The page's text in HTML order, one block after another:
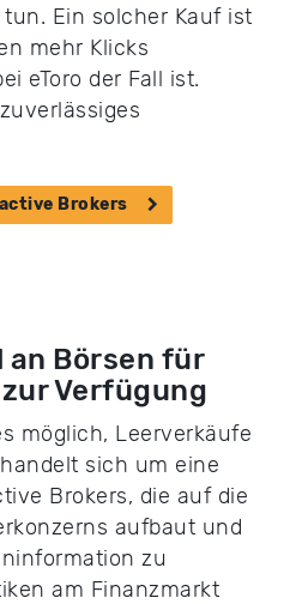
Ein solcher Kauf ist
mehr Klicks
eToro der Fall ist.
Brokers
an Börsen für
Verfügung
möglich, Leerverkäufe
sich um eine
Brokers, die auf die
aufbaut und
zu
am Finanzmarkt